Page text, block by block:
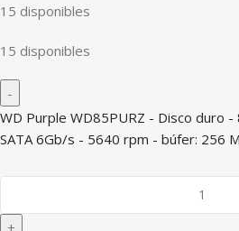
15 disponibles
15 disponibles
WD Purple WD85PURZ - Disco duro
SATA 6Gb/s - 5640 rpm - búfer: 256